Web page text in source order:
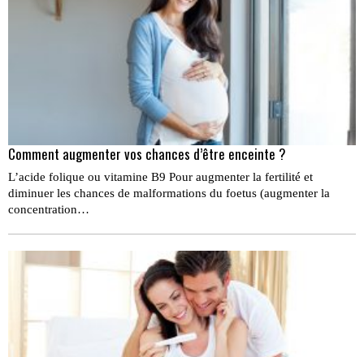
Comment augmenter vos chances d’être enceinte ?
L’acide folique ou vitamine B9 Pour augmenter la ferti­lité et
diminuer les chances de malformations du foetus (augmenter la
concentration…